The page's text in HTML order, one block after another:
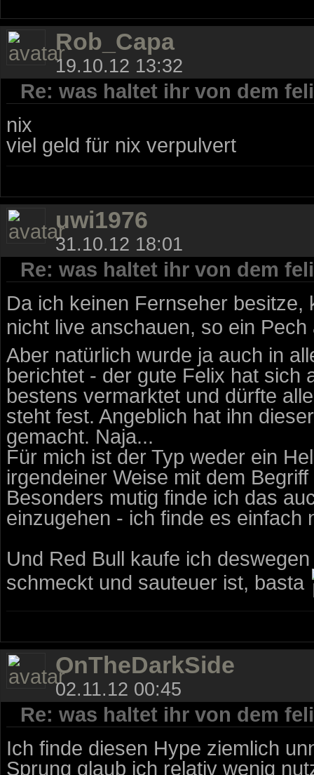
Rob_Capa
19.10.12 13:32
Re: was haltet ihr von dem
nix
viel geld für nix verpulvert
uwi1976
31.10.12 18:01
Re: was haltet ihr von dem
Da ich keinen Fernseher
nicht live anschauen, so ein
Aber natürlich wurde ja auch in
berichtet - der gute Felix hat sich
bestens vermarktet und dürfte
steht fest. Angeblich hat ihn
gemacht. Naja...
Für mich ist der Typ weder ein
irgendeiner Weise mit dem
Besonders mutig finde ich das
einzugehen - ich finde es einfach
Und Red Bull kaufe ich
schmeckt und sauteuer ist, basta
OnTheDarkSide
02.11.12 00:45
Re: was haltet ihr von dem
Ich finde diesen Hype ziemlich
Sprung glaub ich relativ wenig